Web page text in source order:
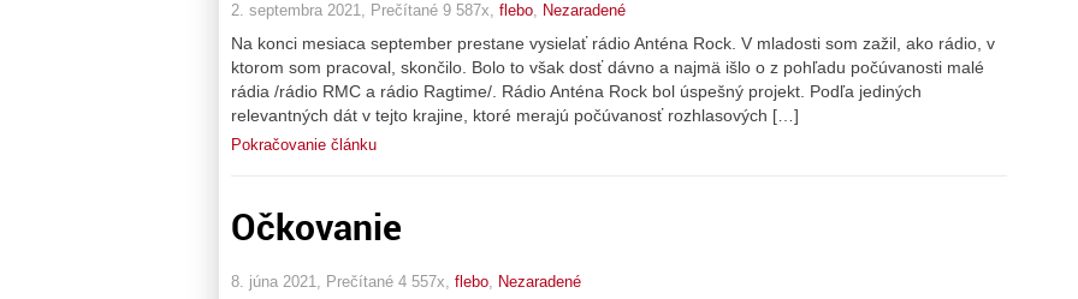
2. septembra 2021, Prečítané 9 587x, flebo, Nezaradené
Na konci mesiaca september prestane vysielať rádio Anténa Rock. V mladosti som zažil, ako rádio, v
ktorom som pracoval, skončilo. Bolo to však dosť dávno a najmä išlo o z pohľadu počúvanosti malé
rádia /rádio RMC a rádio Ragtime/. Rádio Anténa Rock bol úspešný projekt. Podľa jediných
relevantných dát v tejto krajine, ktoré merajú počúvanosť rozhlasových […]
Pokračovanie článku
Očkovanie
8. júna 2021, Prečítané 4 557x, flebo Nezaradené